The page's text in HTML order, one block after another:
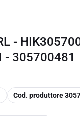
-
- 305700481
copia
Cod. produttore